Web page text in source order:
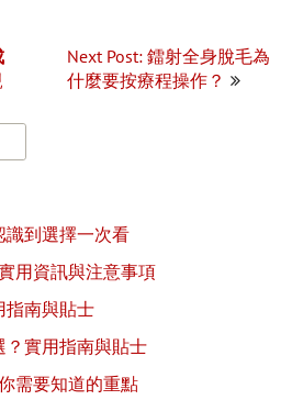
Next Post: 鐳射全身脫毛為
什麼要按療程操作？
識到選擇一次看
用資訊與注意事項
指南與貼士
實用指南與貼士
需要知道的重點